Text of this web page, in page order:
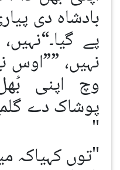
بادشاہ دی
پے
نہیں، ””اوس
وچ اپنی
پوشاک دے
"
"توں کہیاکہ